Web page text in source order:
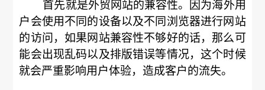
首先就是外贸网站的兼容性。因为海外用
户会使用不同的设备以及不同浏览器进行网站
的访问，如果网站兼容性不够好的话，那么可
能会出现乱码以及排版错误等情况，这个时候
就会严重影响用户体验，造成客户的流失。